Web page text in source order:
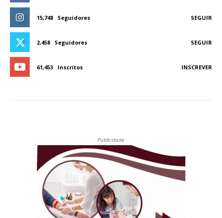
15,748 Seguidores SEGUIR
2,458 Seguidores SEGUIR
61,453 Inscritos INSCREVER
Publicidade